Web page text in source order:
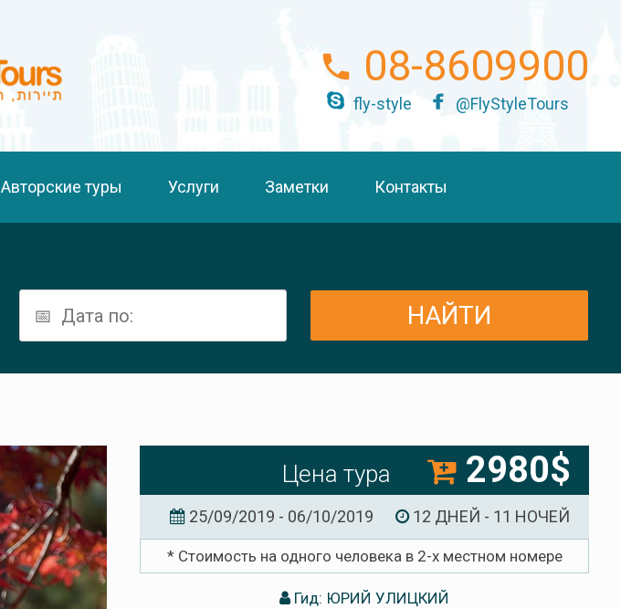
08-8609900
fly-style @FlyStyleTours
Авторские туры Услуги Заметки Контакты
Цена тура 2980$
25/09/2019 - 06/10/2019 12 ДНЕЙ - 11 НОЧЕЙ
* Стоимость на одного человека в 2-х местном номере
Гид: ЮРИЙ УЛИЦКИЙ